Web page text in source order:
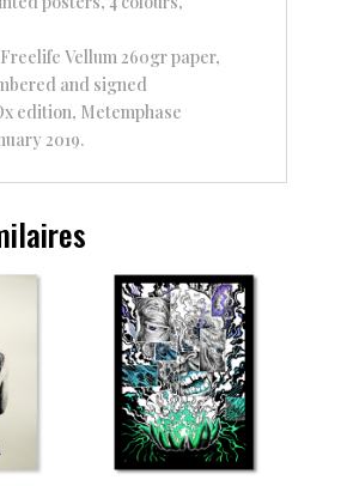
Vellum 260gr paper,
and signed
edition, Metemphase
2019.